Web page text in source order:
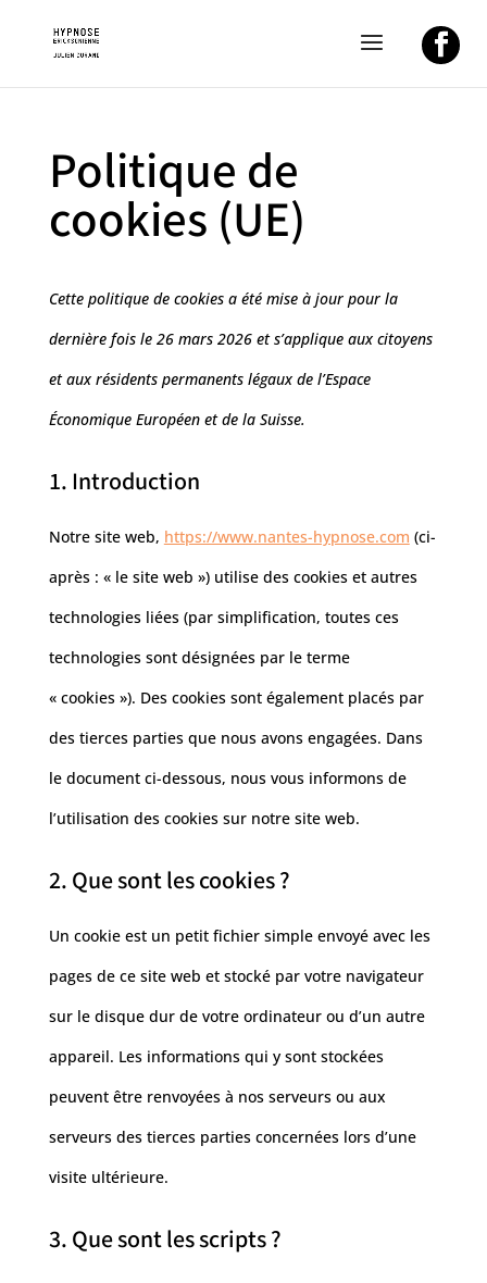
Politique de
cookies (UE)
Cette politique de cookies a été mise à jour pour la
dernière fois le 26 mars 2026 et s’applique aux citoyens
et aux résidents permanents légaux de l’Espace
Économique Européen et de la Suisse.
1. Introduction
Notre site web, https://www.nantes-hypnose.com (ci-
après : « le site web ») utilise des cookies et autres
technologies liées (par simplification, toutes ces
technologies sont désignées par le terme
« cookies »). Des cookies sont également placés par
des tierces parties que nous avons engagées. Dans
le document ci-dessous, nous vous informons de
l’utilisation des cookies sur notre site web.
2. Que sont les cookies ?
Un cookie est un petit fichier simple envoyé avec les
pages de ce site web et stocké par votre navigateur
sur le disque dur de votre ordinateur ou d’un autre
appareil. Les informations qui y sont stockées
peuvent être renvoyées à nos serveurs ou aux
serveurs des tierces parties concernées lors d’une
visite ultérieure.
3. Que sont les scripts ?